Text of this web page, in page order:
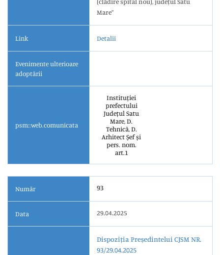
Mare”
Link Detalii
Evenimente ulterioare
adoptării
psm::web.comunicata
Instituției
prefectului
Județul Satu
Mare, D.
Tehnică, D.
Arhitect Șef și
pers. nom.
art.1
Număr 93
Data 29.04.2025
Dispoziția Președintelui CJSM NR.
93/29.04.2025